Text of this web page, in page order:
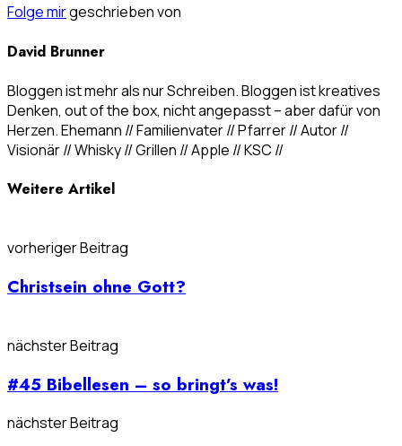
Folge mirgeschrieben von
David Brunner
Bloggen ist mehr als nur Schreiben. Bloggen ist kreatives
Denken, out of the box, nicht angepasst – aber dafür von
Herzen. Ehemann // Familienvater // Pfarrer // Autor //
Visionär // Whisky // Grillen // Apple // KSC //
Weitere Artikel
vorheriger Beitrag
Christsein ohne Gott?
nächster Beitrag
#45 Bibellesen – so bringt’s was!
nächster Beitrag